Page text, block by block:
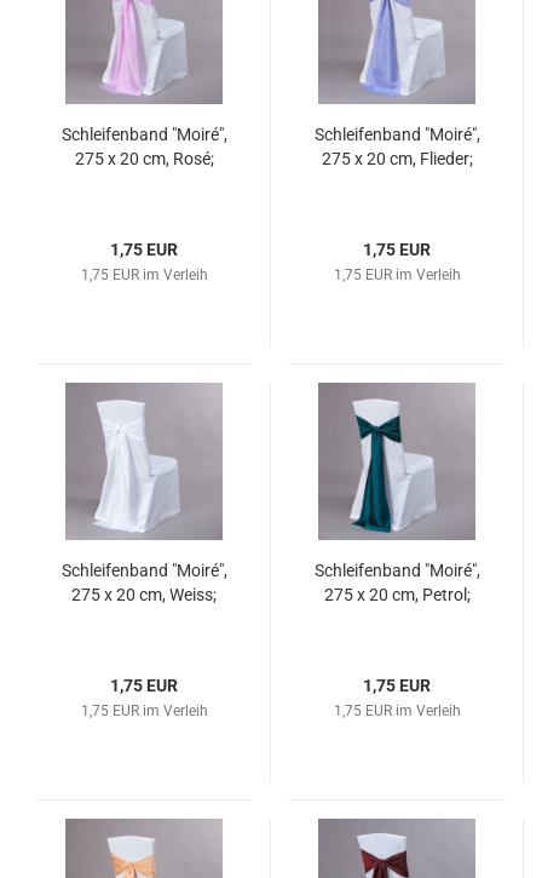
Schleifenband "Moiré",
275 x 20 cm, Rosé;
1,75 EUR
1,75 EUR im Verleih
Schleifenband "Moiré",
275 x 20 cm, Flieder;
1,75 EUR
1,75 EUR im Verleih
Schleifenband "Moiré",
275 x 20 cm, Weiss;
1,75 EUR
1,75 EUR im Verleih
Schleifenband "Moiré",
275 x 20 cm, Petrol;
1,75 EUR
1,75 EUR im Verleih